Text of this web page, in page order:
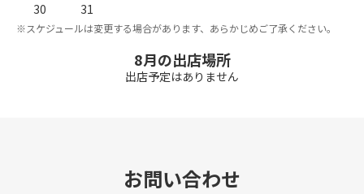
30
31
※スケジュールは変更する場合があります、あらかじめご了承ください。
8月の出店場所
出店予定はありません
お問い合わせ